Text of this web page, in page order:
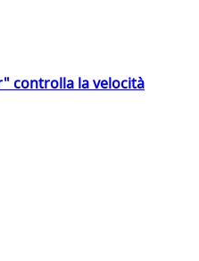
controlla la velocità